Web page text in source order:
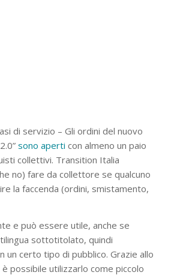
di servizio – Gli ordini del nuovo
sono aperti con almeno un paio
collettivi. Transition Italia
no) fare da collettore se qualcuno
la faccenda (ordini, smistamento,
e può essere utile, anche se
sottotitolato, quindi
un certo tipo di pubblico. Grazie allo
possibile utilizzarlo come piccolo